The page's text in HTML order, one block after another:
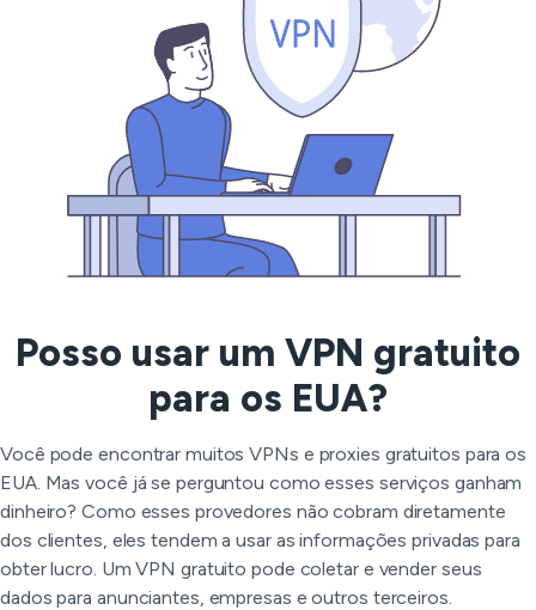
Posso usar um VPN gratuito
para os EUA?
Você pode encontrar muitos VPNs e proxies gratuitos para os
EUA. Mas você já se perguntou como esses serviços ganham
dinheiro? Como esses provedores não cobram diretamente
dos clientes, eles tendem a usar as informações privadas para
obter lucro. Um VPN gratuito pode coletar e vender seus
dados para anunciantes, empresas e outros terceiros.